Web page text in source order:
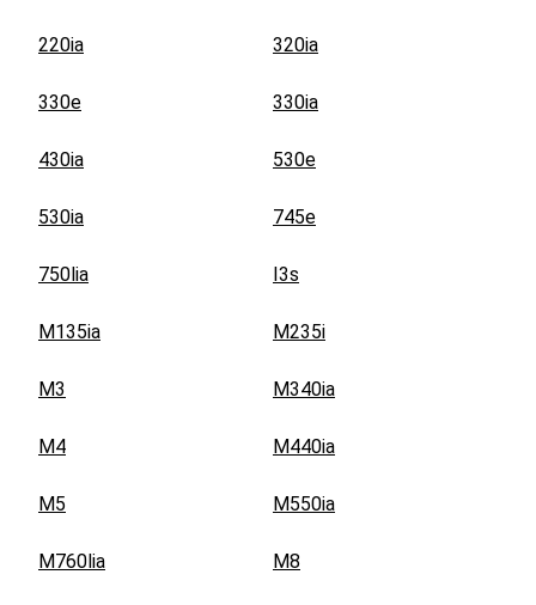
220ia 320ia
330e 330ia
430ia 530e
530ia 745e
750lia I3s
M135ia M235i
M3 M340ia
M4 M440ia
M5 M550ia
M760lia M8